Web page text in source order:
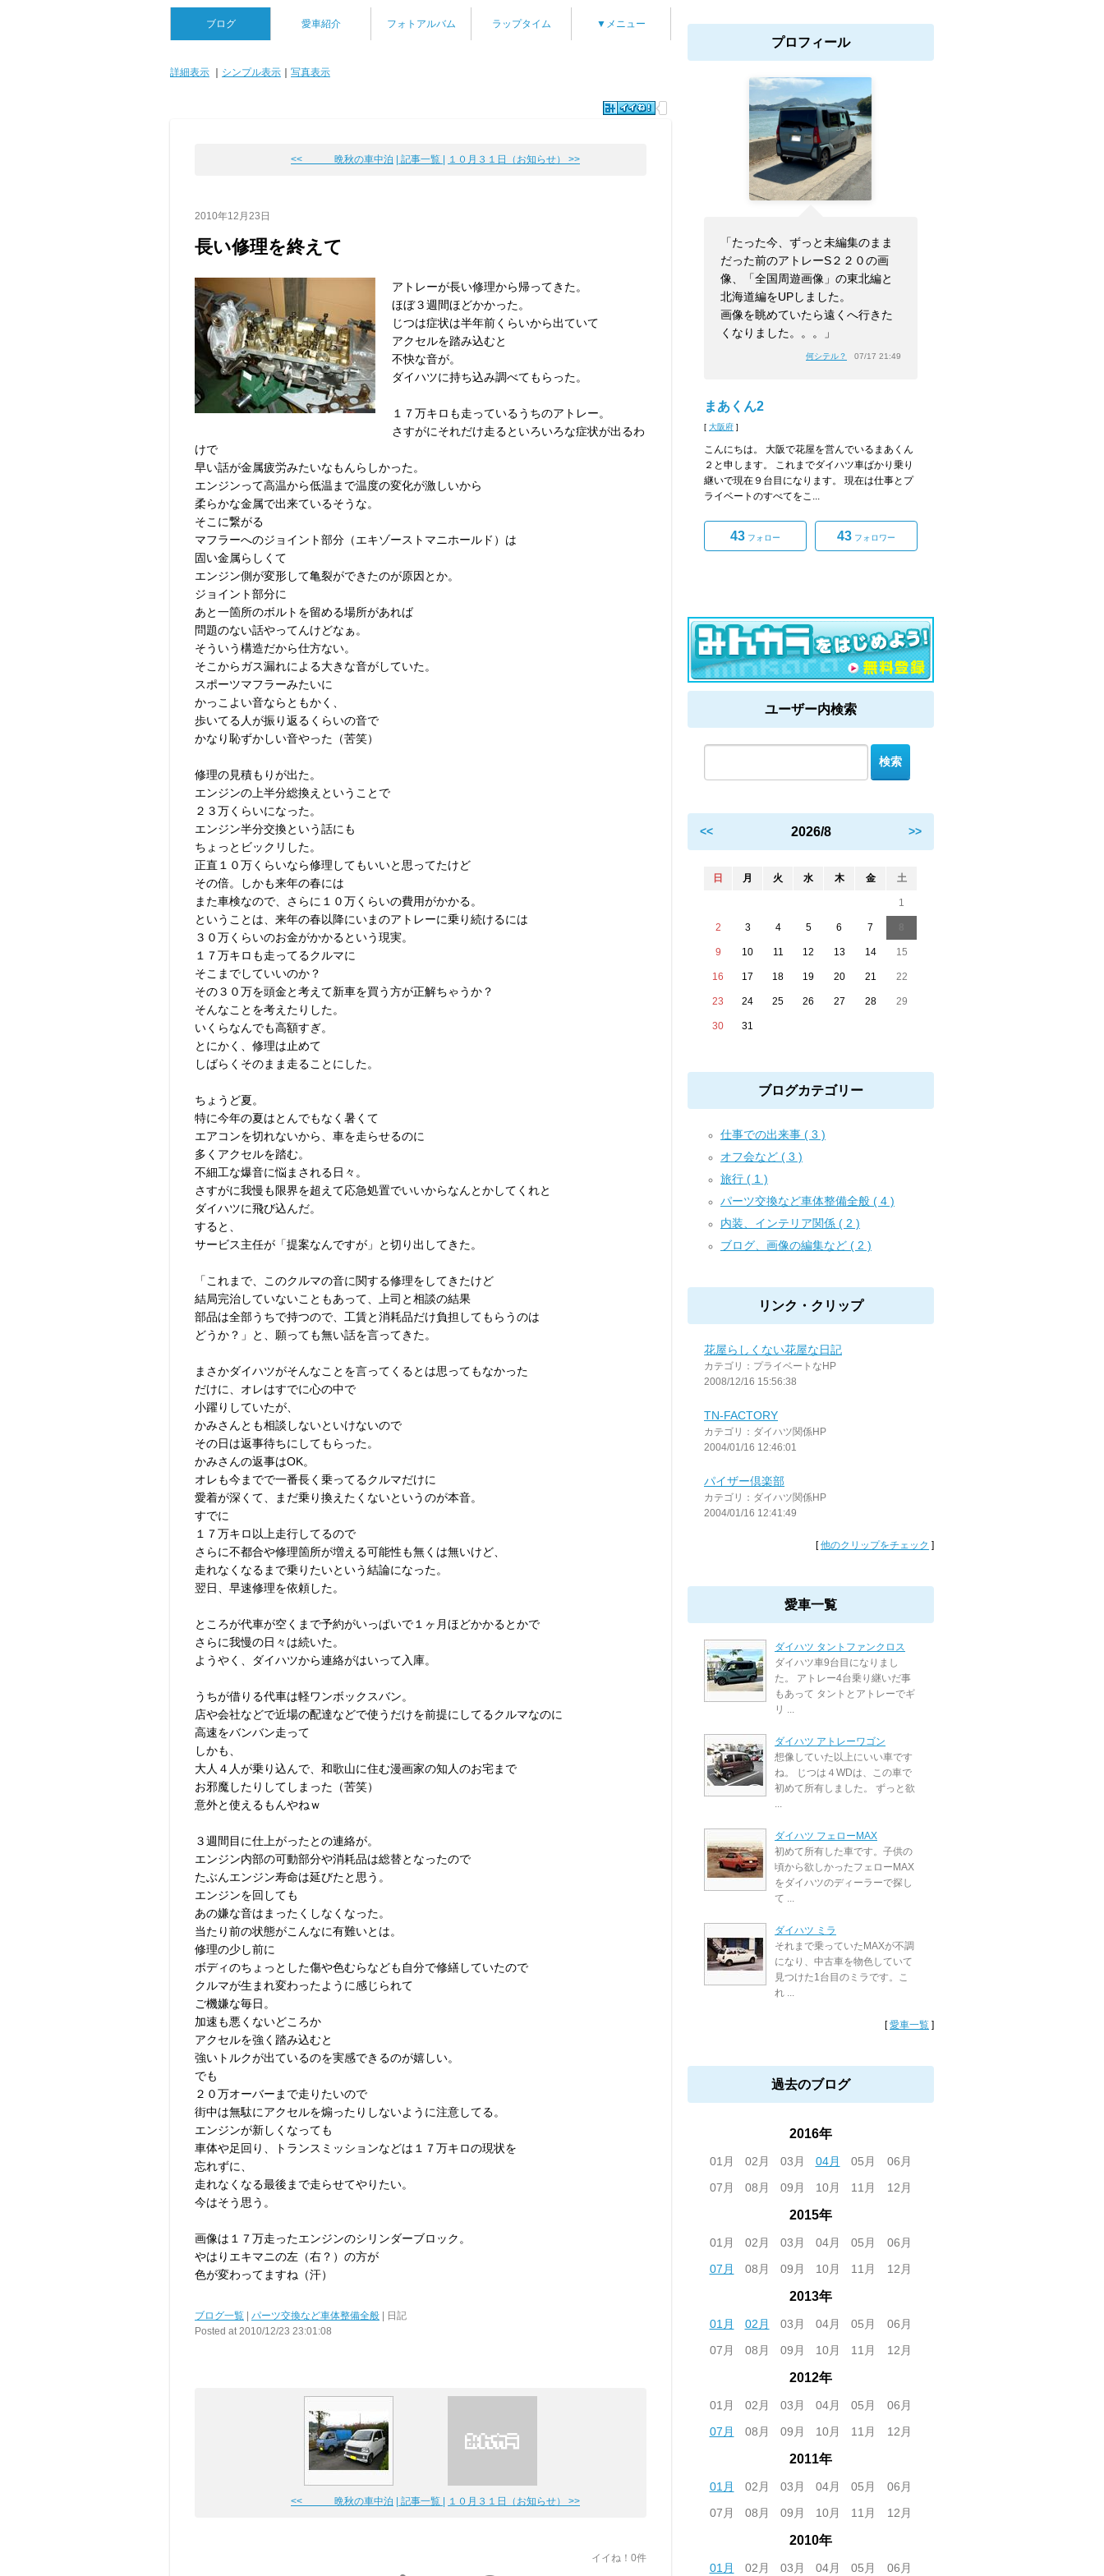
ブログ 愛車紹介 フォトアルバム ラップタイム ▼メニュー
詳細表示 シンプル表示 写真表示
<< 晩秋の車中泊 | 記事一覧 | １０月３１日（お知らせ） >>
2010年12月23日
長い修理を終えて
アトレーが長い修理から帰ってきた。
ほぼ３週間ほどかかった。
じつは症状は半年前くらいから出ていて
アクセルを踏み込むと
不快な音が。
ダイハツに持ち込み調べてもらった。
１７万キロも走っているうちのアトレー。
さすがにそれだけ走るといろいろな症状が出るわ
けで
早い話が金属疲労みたいなもんらしかった。
エンジンって高温から低温まで温度の変化が激しいから
柔らかな金属で出来ているそうな。
そこに繋がる
マフラーへのジョイント部分（エキゾーストマニホールド）は
固い金属らしくて
エンジン側が変形して亀裂ができたのが原因とか。
ジョイント部分に
あと一箇所のボルトを留める場所があれば
問題のない話やってんけどなぁ。
そういう構造だから仕方ない。
そこからガス漏れによる大きな音がしていた。
スポーツマフラーみたいに
かっこよい音ならともかく、
歩いてる人が振り返るくらいの音で
かなり恥ずかしい音やった（苦笑）
修理の見積もりが出た。
エンジンの上半分総換えということで
２３万くらいになった。
エンジン半分交換という話にも
ちょっとビックリした。
正直１０万くらいなら修理してもいいと思ってたけど
その倍。しかも来年の春には
また車検なので、さらに１０万くらいの費用がかかる。
ということは、来年の春以降にいまのアトレーに乗り続けるには
３０万くらいのお金がかかるという現実。
１７万キロも走ってるクルマに
そこまでしていいのか？
その３０万を頭金と考えて新車を買う方が正解ちゃうか？
そんなことを考えたりした。
いくらなんでも高額すぎ。
とにかく、修理は止めて
しばらくそのまま走ることにした。
ちょうど夏。
特に今年の夏はとんでもなく暑くて
エアコンを切れないから、車を走らせるのに
多くアクセルを踏む。
不細工な爆音に悩まされる日々。
さすがに我慢も限界を超えて応急処置でいいからなんとかしてくれと
ダイハツに飛び込んだ。
すると、
サービス主任が「提案なんですが」と切り出してきた。
「これまで、このクルマの音に関する修理をしてきたけど
結局完治していないこともあって、上司と相談の結果
部品は全部うちで持つので、工賃と消耗品だけ負担してもらうのは
どうか？」と、願っても無い話を言ってきた。
まさかダイハツがそんなことを言ってくるとは思ってもなかった
だけに、オレはすでに心の中で
小躍りしていたが、
かみさんとも相談しないといけないので
その日は返事待ちにしてもらった。
かみさんの返事はOK。
オレも今までで一番長く乗ってるクルマだけに
愛着が深くて、まだ乗り換えたくないというのが本音。
すでに
１７万キロ以上走行してるので
さらに不都合や修理箇所が増える可能性も無くは無いけど、
走れなくなるまで乗りたいという結論になった。
翌日、早速修理を依頼した。
ところが代車が空くまで予約がいっぱいで１ヶ月ほどかかるとかで
さらに我慢の日々は続いた。
ようやく、ダイハツから連絡がはいって入庫。
うちが借りる代車は軽ワンボックスバン。
店や会社などで近場の配達などで使うだけを前提にしてるクルマなのに
高速をバンバン走って
しかも、
大人４人が乗り込んで、和歌山に住む漫画家の知人のお宅まで
お邪魔したりしてしまった（苦笑）
意外と使えるもんやねｗ
３週間目に仕上がったとの連絡が。
エンジン内部の可動部分や消耗品は総替となったので
たぶんエンジン寿命は延びたと思う。
エンジンを回しても
あの嫌な音はまったくしなくなった。
当たり前の状態がこんなに有難いとは。
修理の少し前に
ボディのちょっとした傷や色むらなども自分で修繕していたので
クルマが生まれ変わったように感じられて
ご機嫌な毎日。
加速も悪くないどころか
アクセルを強く踏み込むと
強いトルクが出ているのを実感できるのが嬉しい。
でも
２０万オーバーまで走りたいので
街中は無駄にアクセルを煽ったりしないように注意してる。
エンジンが新しくなっても
車体や足回り、トランスミッションなどは１７万キロの現状を
忘れずに、
走れなくなる最後まで走らせてやりたい。
今はそう思う。
画像は１７万走ったエンジンのシリンダーブロック。
やはりエキマニの左（右？）の方が
色が変わってますね（汗）
ブログ一覧 パーツ交換など車体整備全般 | 日記
Posted at 2010/12/23 23:01:08
<< 晩秋の車中泊 | 記事一覧 | １０月３１日（お知らせ） >>
イイね！0件
プロフィール
「たった今、ずっと未編集のまま
だった前のアトレーS２２０の画
像、「全国周遊画像」の東北編と
北海道編をUPしました。
画像を眺めていたら遠くへ行きた
くなりました。。。」
何シテル？ 07/17 21:49
まあくん2
[ 大阪府 ]
こんにちは。 大阪で花屋を営んでいるまあくん
２と申します。 これまでダイハツ車ばかり乗り
継いで現在９台目になります。 現在は仕事とプ
ライベートのすべてをこ...
43 フォロー 43 フォロワー
ユーザー内検索
<< 2026/8 >>
日 月 火 水 木 金 土
1
2 3 4 5 6 7
9 10 11 12 13 14 15
16 17 18 19 20 21 22
23 24 25 26 27 28 29
30 31
ブログカテゴリー
仕事での出来事 ( 3 )
オフ会など ( 3 )
旅行 ( 1 )
パーツ交換など車体整備全般 ( 4 )
内装、インテリア関係 ( 2 )
ブログ、画像の編集など ( 2 )
リンク・クリップ
花屋らしくない花屋な日記
カテゴリ：プライベートなHP
2008/12/16 15:56:38
TN-FACTORY
カテゴリ：ダイハツ関係HP
2004/01/16 12:46:01
パイザー倶楽部
カテゴリ：ダイハツ関係HP
2004/01/16 12:41:49
[他のクリップをチェック ]
愛車一覧
ダイハツ タントファンクロス
ダイハツ車9台目になりまし
た。 アトレー4台乗り継いだ事
もあって タントとアトレーでギ
リ ...
ダイハツ アトレーワゴン
想像していた以上にいい車です
ね。 じつは４WDは、この車で
初めて所有しました。 ずっと欲
...
ダイハツ フェローMAX
初めて所有した車です。子供の
頃から欲しかったフェローMAX
をダイハツのディーラーで探し
て ...
ダイハツ ミラ
それまで乗っていたMAXが不調
になり、中古車を物色していて
見つけた1台目のミラです。こ
れ ...
[愛車一覧 ]
過去のブログ
2016年
01月 02月 03月 04月 05月
06月
07月
08月 09月 10月 11月 12月
2015年
01月 02月 03月 04月 05月
06月
07月
08月 09月 10月 11月 12月
2013年
01月 02月 03月 04月 05月
06月
07月
08月 09月 10月 11月 12月
2012年
01月 02月 03月 04月 05月
06月
07月
08月 09月 10月 11月 12月
2011年
01月 02月 03月 04月 05月
06月
07月
08月 09月 10月 11月 12月
2010年
01月 02月 03月 04月 05月 06月